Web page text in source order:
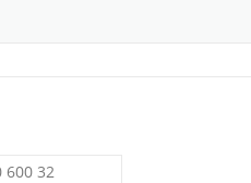
600 32